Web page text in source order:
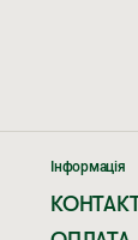
у нас.
МЕБЛІ
Інформація